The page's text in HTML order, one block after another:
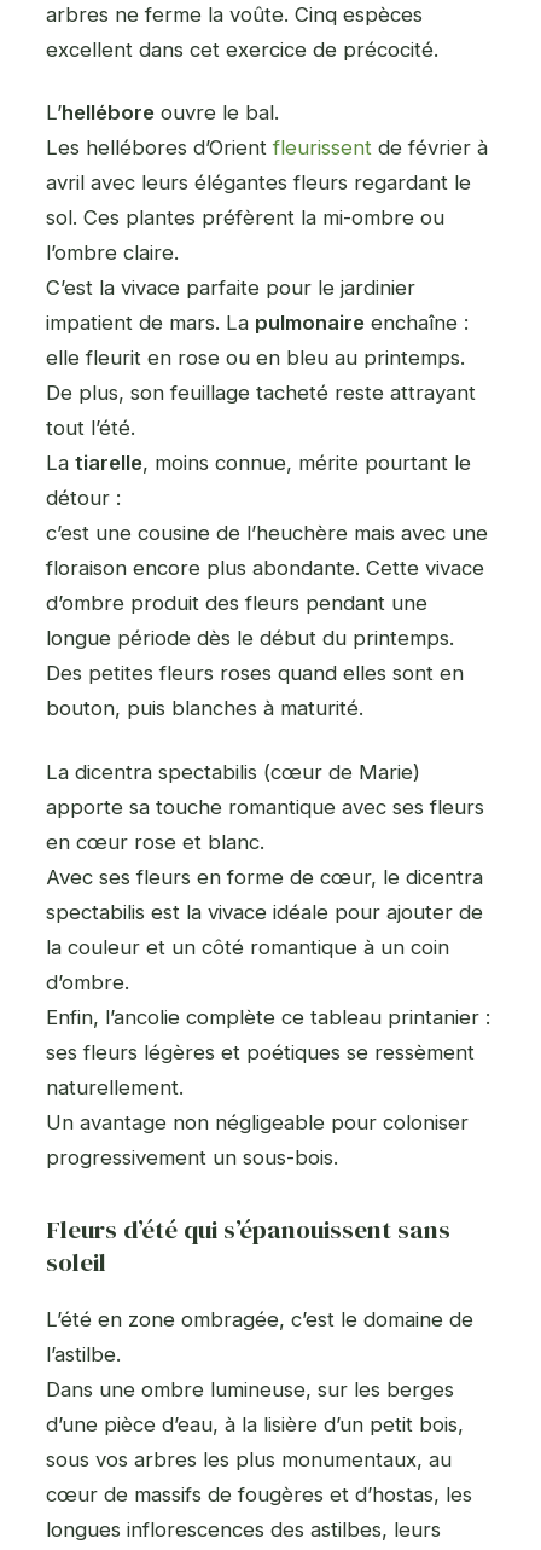
arbres ne ferme la voûte. Cinq espèces
excellent dans cet exercice de précocité.
L’hellébore ouvre le bal.
Les hellébores d’Orientfleurissent de février à
avril avec leurs élégantes fleurs regardant le
sol. Ces plantes préfèrent la mi-ombre ou
l’ombre claire.
C’est la vivace parfaite pour le jardinier
impatient de mars. La pulmonaire enchaîne :
elle fleurit en rose ou en bleu au printemps.
De plus, son feuillage tacheté reste attrayant
tout l’été.
La tiarelle, moins connue, mérite pourtant le
détour :
c’est une cousine de l’heuchère mais avec une
floraison encore plus abondante. Cette vivace
d’ombre produit des fleurs pendant une
longue période dès le début du printemps.
Des petites fleurs roses quand elles sont en
bouton, puis blanches à maturité.
La dicentra spectabilis (cœur de Marie)
apporte sa touche romantique avec ses fleurs
en cœur rose et blanc.
Avec ses fleurs en forme de cœur, le dicentra
spectabilis est la vivace idéale pour ajouter de
la couleur et un côté romantique à un coin
d’ombre.
Enfin, l’ancolie complète ce tableau printanier :
ses fleurs légères et poétiques se ressèment
naturellement.
Un avantage non négligeable pour coloniser
progressivement un sous-bois.
Fleurs d’été qui s’épanouissent sans
soleil
L’été en zone ombragée, c’est le domaine de
l’astilbe.
Dans une ombre lumineuse, sur les berges
d’une pièce d’eau, à la lisière d’un petit bois,
sous vos arbres les plus monumentaux, au
cœur de massifs de fougères et d’hostas, les
longues inflorescences des astilbes, leurs